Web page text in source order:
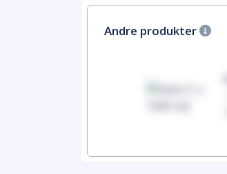
Andre produkter